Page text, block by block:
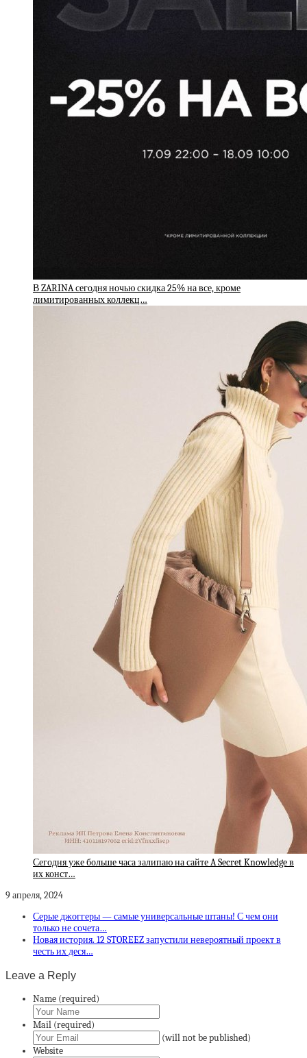
В ZARINA сегодня ночью скидка 25% на все, кроме
лимитированных коллекц…
Сегодня уже больше часа залипаю на сайте A Secret Knowledge в
их конст…
9 апреля, 2024
Серые джоггеры — самые универсальные штаны! С чем они
только не сочета…
Новая история. 12 STOREEZ запустили невероятный проект в
честь их деся…
Leave a Reply
Name (required)
Mail (required)
(will not be published)
Website